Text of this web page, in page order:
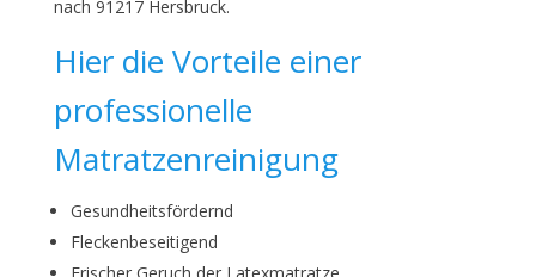
nach 91217 Hersbruck.
Hier die Vorteile einer
professionelle
Matratzenreinigung
Gesundheitsfördernd
Fleckenbeseitigend